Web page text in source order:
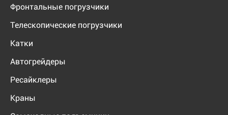
Фронтальные погрузчики
Телескопические погрузчики
Катки
Автогрейдеры
Ресайклеры
Краны